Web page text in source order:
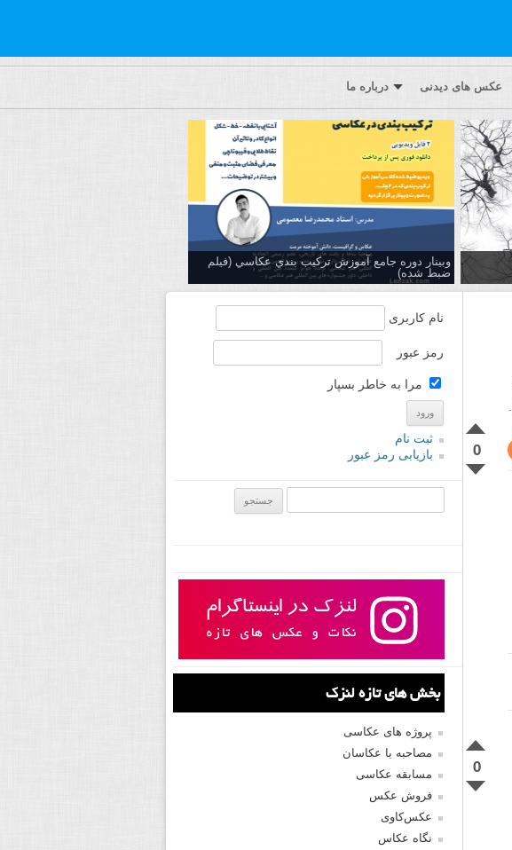
عکس های دیدنی درباره ما
وبینار دوره جامع آموزش تركيب بندي عكاسي (فیلم
ضبط شده)
0
0
نام کاربری
رمز عبور
مرا به خاطر بسپار
ثبت نام
بازیابی رمز عبور
بخش های تازه لنزک
پروژه های عکاسی
مصاحبه با عکاسان
مسابقه عکاسی
فروش عکس
عکس‌کاوی
نگاه عکاس